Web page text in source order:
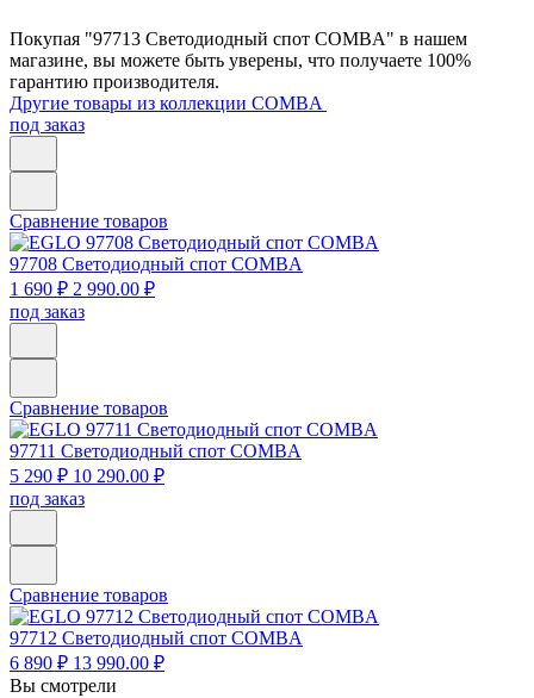
Покупая "97713 Светодиодный спот СOMBA" в нашем
магазине, вы можете быть уверены, что получаете 100%
гарантию производителя.
Другие товары из коллекции COMBA
под заказ
Сравнение товаров
97708 Светодиодный спот СOMBA
1 690 ₽ 2 990.00 ₽
под заказ
Сравнение товаров
97711 Светодиодный спот СOMBA
5 290 ₽ 10 290.00 ₽
под заказ
Сравнение товаров
97712 Светодиодный спот СOMBA
6 890 ₽ 13 990.00 ₽
Вы смотрели